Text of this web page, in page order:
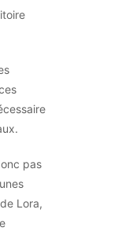
pas
Lora,